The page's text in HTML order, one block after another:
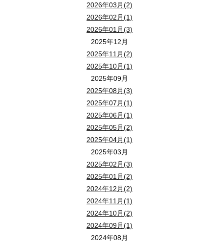
2026年03月(2)
2026年02月(1)
2026年01月(3)
2025年12月
2025年11月(2)
2025年10月(1)
2025年09月
2025年08月(3)
2025年07月(1)
2025年06月(1)
2025年05月(2)
2025年04月(1)
2025年03月
2025年02月(3)
2025年01月(2)
2024年12月(2)
2024年11月(1)
2024年10月(2)
2024年09月(1)
2024年08月